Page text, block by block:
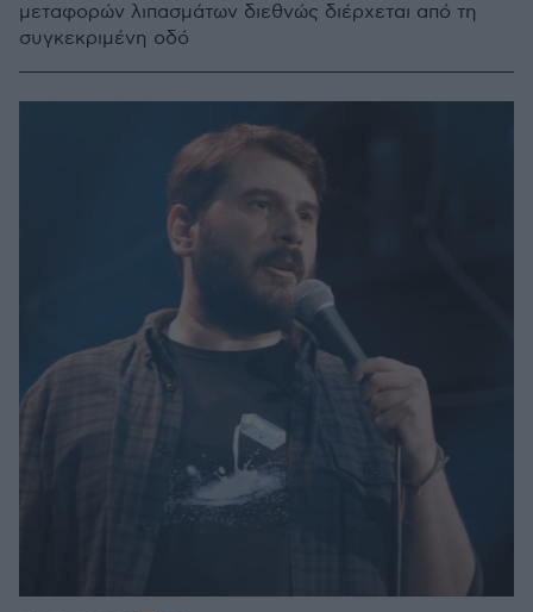
μεταφορών λιπασμάτων διεθνώς διέρχεται από τη
συγκεκριμένη οδό